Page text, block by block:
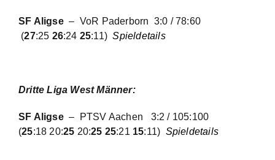
SF Aligse– VoR Paderborn 3:0 / 78:60
(27:25 26:24 25:11)Spieldetails
Dritte Liga West Männer:
SF Aligse – PTSV Aachen 3:2 / 105:100
(25:18 20:25 20:25 25:21 15:11) Spieldetails